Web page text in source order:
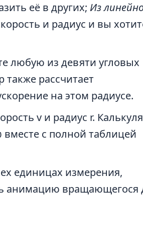
её в других; Из
и радиус и вы
любую из девяти угловых
рассчитает
на этом радиусе.
v и радиус r.
с полной таблицей
единицах измерения,
анимацию вращающегося